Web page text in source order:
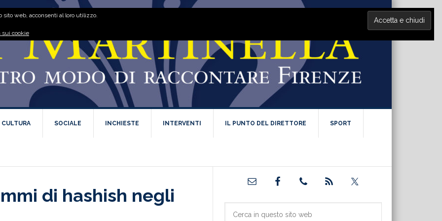
CULTURA SOCIALE INCHIESTE INTERVENTI IL PUNTO DEL DIRETTORE SPORT
di hashish negli
Barra
primaria
web, acconsenti al loro utilizzo.
sui cookie